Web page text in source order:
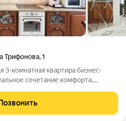
Трифонова,1
3-комнатная квартира бизнес-
ул. Вилора Трифонова, д.1